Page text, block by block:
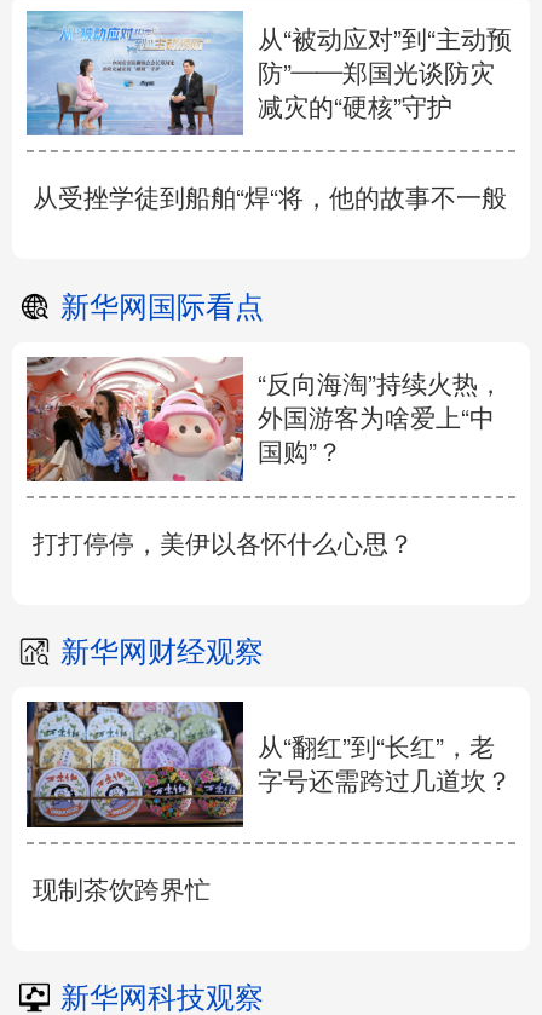
从“被动应对”到“主动预
防”——郑国光谈防灾
减灾的“硬核”守护
从受挫学徒到船舶“焊“将，他的故事不一般
新华网国际看点
“反向海淘”持续火热，
外国游客为啥爱上“中
国购”？
打打停停，美伊以各怀什么心思？
新华网财经观察
从“翻红”到“长红”，老
字号还需跨过几道坎？
现制茶饮跨界忙
新华网科技观察